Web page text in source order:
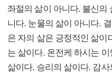
좌절의 삶이 아니다. 불신의
니다. 눈물의 삶이 아니다.
은 자의 삶은 긍정적인 삶이
는 삶이다. 온전케 하시는
삶이다. 승리의 삶이다. 감